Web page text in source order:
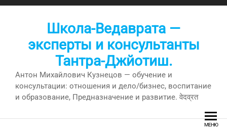
Перейти
Школа-Ведаврата —
эксперты и консультанты
Тантра-Джйотиш.
Антон Михайлович Кузнецов — обучение и
консультации: отношения и дело/бизнес, воспитание
и образование, Предназначение и развитие. वेदव्रत
МЕНЮ